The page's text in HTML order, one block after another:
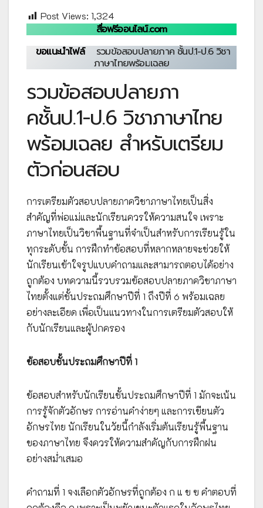
Post Views: 1,324
สื่อฟรีออนไลน์.com
ขอแนะนำไฟล์
รวมข้อสอบปลายภาค ชั้นป.1-ป.6 วิชา
ภาษาไทยพร้อมเฉลย
รวมข้อสอบปลายภา
คชั้นป.1-ป.6 วิชาภาษาไทย
พร้อมเฉลย สำหรับเตรียม
ตัวก่อนสอบ
การเตรียมตัวสอบปลายภาควิชาภาษาไทยเป็นสิ่ง
สำคัญที่พ่อแม่และนักเรียนควรให้ความสนใจ เพราะ
ภาษาไทยเป็นวิชาพื้นฐานที่จำเป็นสำหรับการเรียนรู้ใน
ทุกระดับชั้น การฝึกทำข้อสอบที่หลากหลายจะช่วยให้
นักเรียนเข้าใจรูปแบบคำถามและสามารถตอบได้อย่าง
ถูกต้อง บทความนี้รวบรวมข้อสอบปลายภาควิชาภาษา
ไทยตั้งแต่ชั้นประถมศึกษาปีที่ 1 ถึงปีที่ 6 พร้อมเฉลย
อย่างละเอียด เพื่อเป็นแนวทางในการเตรียมตัวสอบให้
กับนักเรียนและผู้ปกครอง
ข้อสอบชั้นประถมศึกษาปีที่ 1
ข้อสอบสำหรับนักเรียนชั้นประถมศึกษาปีที่ 1 มักจะเน้น
การรู้จักตัวอักษร การอ่านคำง่ายๆ และการเขียนตัว
อักษรไทย นักเรียนในวัยนี้กำลังเริ่มต้นเรียนรู้พื้นฐาน
ของภาษาไทย จึงควรให้ความสำคัญกับการฝึกฝน
อย่างสม่ำเสมอ
คำถามที่ 1 จงเลือกตัวอักษรที่ถูกต้อง ก แ ข ฃ คำตอบที่